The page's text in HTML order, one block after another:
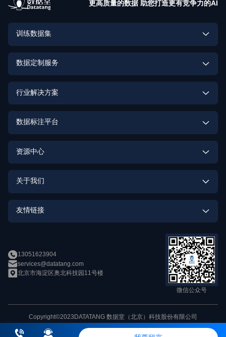
更高质量的数据 助您打造更有竞争力的AI
训练数据集
具身智能训练数据集
语音识别训练数据集
语音合成训练数据集
OCR训练数据集
发音词典训练数据集
数据定制服务
激光雷达点云数据定制
OCR数据定制
行为识别数据定制
身份识别数据定制
语音识别数据定制
行业解决方案
智能驾驶解决方案
智能娱乐解决方案
智能家居解决方案
新零售解决方案
数据标注平台
数据标注实训平台
资源中心
关于我们
企业介绍
新闻中心
数据竞赛
友情链接
数加加
13051623904
services@datatang.com
北京市海淀区奥北科技园11号楼
微信公众号
Copyright©2023DATATANG 数据堂（北京）科技股份有限公司
京ICP备11010828号 京公网安备 11010802026079号